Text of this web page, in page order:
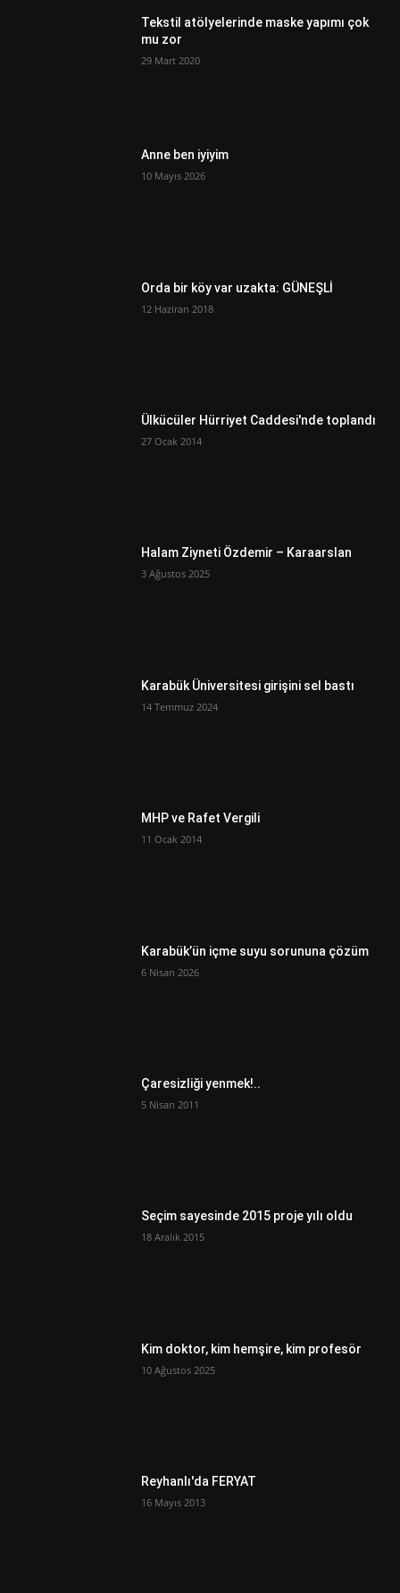
Tekstil atölyelerinde maske yapımı çok
mu zor
29 Mart 2020
Anne ben iyiyim
10 Mayıs 2026
Orda bir köy var uzakta: GÜNEŞLİ
12 Haziran 2018
Ülkücüler Hürriyet Caddesi'nde toplandı
27 Ocak 2014
Halam Ziyneti Özdemir – Karaarslan
3 Ağustos 2025
Karabük Üniversitesi girişini sel bastı
14 Temmuz 2024
MHP ve Rafet Vergili
11 Ocak 2014
Karabük’ün içme suyu sorununa çözüm
6 Nisan 2026
Çaresizliği yenmek!..
5 Nisan 2011
Seçim sayesinde 2015 proje yılı oldu
18 Aralık 2015
Kim doktor, kim hemşire, kim profesör
10 Ağustos 2025
Reyhanlı'da FERYAT
16 Mayıs 2013